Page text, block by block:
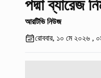
পদ্মা ব্যারেজ
আরটিভি নিউজ
রোববার, ১০ মে ২০২৬ ,